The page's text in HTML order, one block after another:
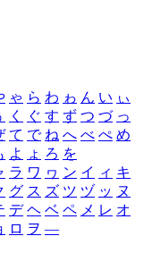
ゃ ら わ ゎ ん い ぃ
く ぐ す ず つ づ っ
て で ね へ べ ぺ め
よ ょ ろ を
ラ ワ ヮ ン イ ィ キ
グ ス ズ ツ ヅ ッ ヌ
デ ヘ ベ ペ メ レ オ
ロ ヲ ―